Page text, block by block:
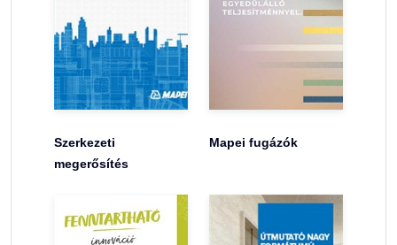
Szerkezeti
megerősítés
Mapei fugázók